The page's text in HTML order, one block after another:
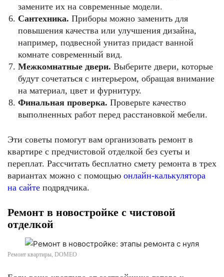
замените их на современные модели.
Сантехника. Приборы можно заменить для
повышения качества или улучшения дизайна,
например, подвесной унитаз придаст ванной
комнате современный вид.
Межкомнатные двери. Выберите двери, которые
будут сочетаться с интерьером, обращая внимание
на материал, цвет и фурнитуру.
Финальная проверка. Проверьте качество
выполненных работ перед расстановкой мебели.
Эти советы помогут вам организовать ремонт в
квартире с предчистовой отделкой без суеты и
переплат. Рассчитать бесплатно смету ремонта в трех
вариантах можно с помощью онлайн-калькулятора
на сайте подрядчика.
Ремонт в новостройке с чистовой
отделкой
Ремонт квартиры, DOMEO